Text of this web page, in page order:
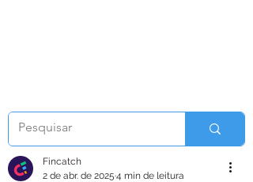
Fincatch
2 de abr. de 2025 4 min de leitura